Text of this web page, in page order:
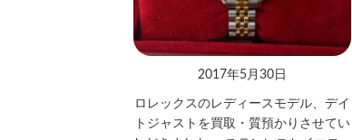
2017年5月30日
ロレックスのレディースモデル、デイ
トジャストを買取・質預かりさせてい